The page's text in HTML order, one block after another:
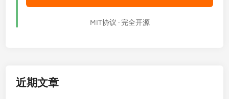
MIT协议 · 完全开源
近期文章